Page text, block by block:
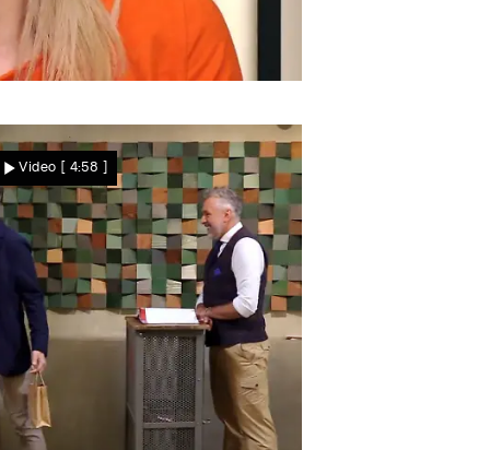
Harmonieren Soldat
Steven und Erzieherin
Maxi?
Video [ 4:58 ]